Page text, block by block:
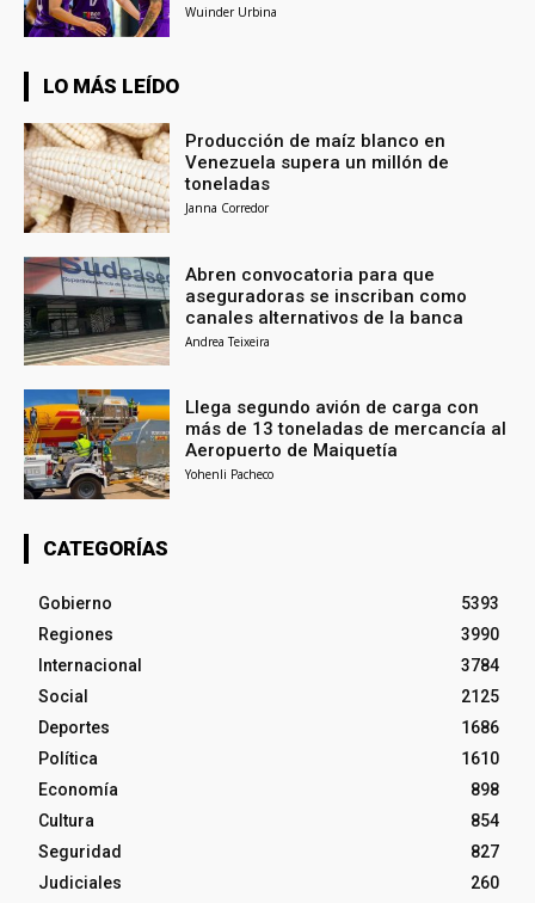
Wuinder Urbina
LO MÁS LEÍDO
Producción de maíz blanco en
Venezuela supera un millón de
toneladas
Janna Corredor
Abren convocatoria para que
aseguradoras se inscriban como
canales alternativos de la banca
Andrea Teixeira
Llega segundo avión de carga con
más de 13 toneladas de mercancía al
Aeropuerto de Maiquetía
Yohenli Pacheco
CATEGORÍAS
Gobierno
5393
Regiones
3990
Internacional
3784
Social
2125
Deportes
1686
Política
1610
Economía
898
Cultura
854
Seguridad
827
Judiciales
260